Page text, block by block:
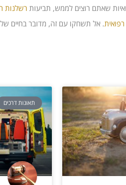
שאתם רוצים לממש, תביעות רשלנות
. אל תשחקו עם זה, מדובר בחיים
תאונות דרכים